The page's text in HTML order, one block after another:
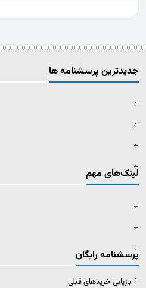
جدیدترین پرسشنامه ها
لینک‌های مهم
پرسشنامه رایگان
بازیابی خریدهای قبلی